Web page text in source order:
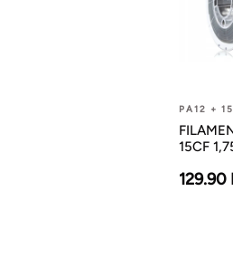
PA12 +
15CF
129.90